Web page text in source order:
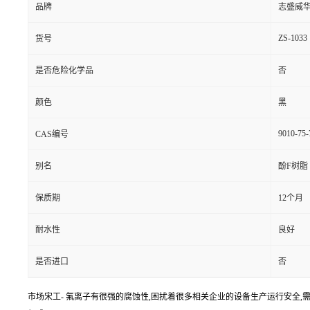
品牌 志盛威
货号 ZS-1033
是否危险化学品 否
颜色 黑
CAS编号 9010-75-
别名 酚F树脂
保质期 12个月
耐水性 良好
是否进口 否
市场宋工- 氟离子有很强的腐蚀性,困扰着很多相关企业的设备生产运行安全,需